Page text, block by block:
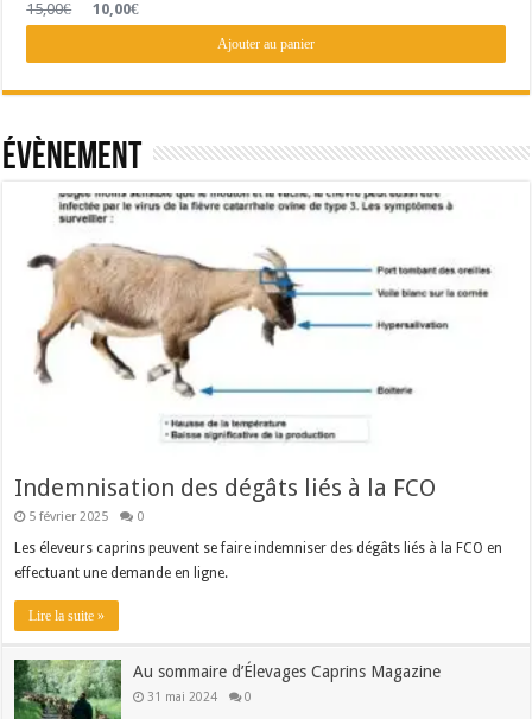
15,00€
prix
était :
10,00€
prix
est :
Ajouter au panier
Évènement
Indemnisation des dégâts liés à la FCO
5 février 2025 0
Les éleveurs caprins peuvent se faire indemniser des dégâts liés à la FCO en
effectuant une demande en ligne.
Lire la suite »
Au sommaire d’Élevages Caprins Magazine
31 mai 2024 0